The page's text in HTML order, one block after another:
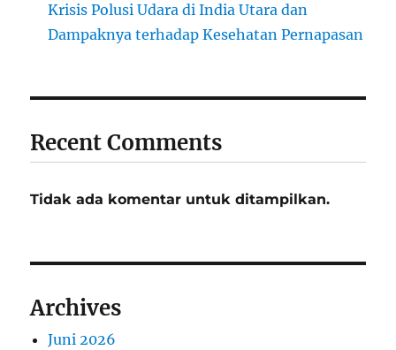
Krisis Polusi Udara di India Utara dan
Dampaknya terhadap Kesehatan Pernapasan
Recent Comments
Tidak ada komentar untuk ditampilkan.
Archives
Juni 2026